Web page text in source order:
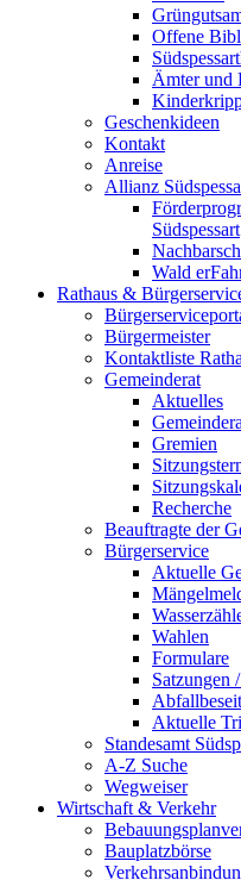
Offene
Ämter und
Geschenkideen
Kontakt
Anreise
Allianz
Südspessart
Wald
Rathaus &
Bürgermeister
Kontaktliste
Gemeinderat
Aktuelles
Gremien
Recherche
Beauftragte der
Bürgerservice
Aktuelle
Wahlen
Formulare
Satzungen
Aktuelle
Standesamt
A-Z Suche
Wegweiser
Wirtschaft & Verkehr
Bauplatzbörse